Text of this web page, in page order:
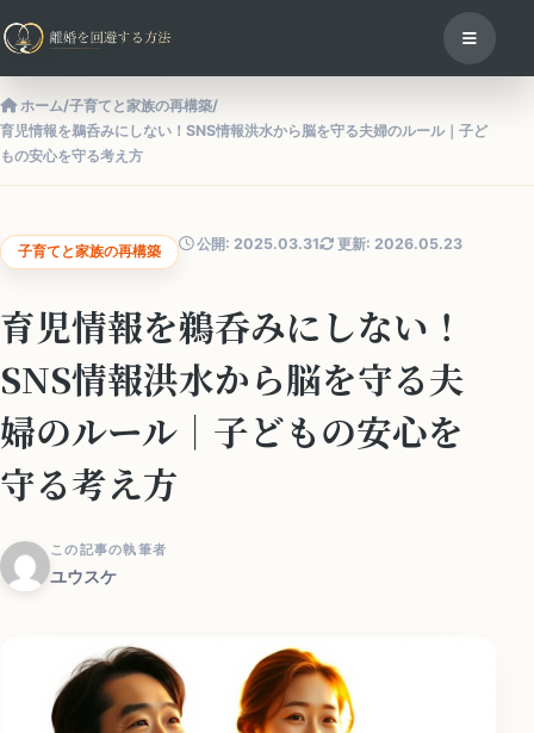
ホーム/子育てと家族の再構築/
育児情報を鵜呑みにしない！SNS情報洪水から脳を守る夫婦のルール｜子ど
もの安心を守る考え方
子育てと家族の再構築 公開: 2025.03.31 更新: 2026.05.23
育児情報を鵜呑みにしない！
SNS情報洪水から脳を守る夫
婦のルール｜子どもの安心を
守る考え方
この記事の執筆者
ユウスケ